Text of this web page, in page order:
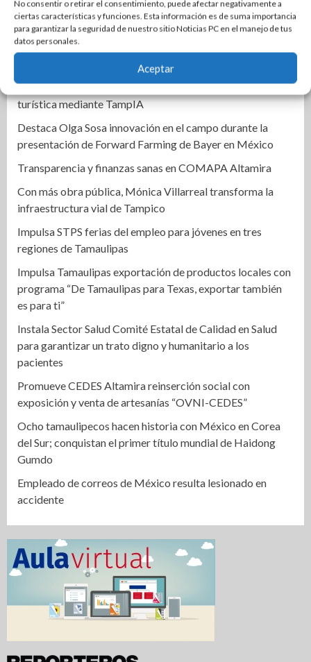
No consentir o retirar el consentimiento, puede afectar negativamente a
ciertas características y funciones. Esta información es de suma importancia
para garantizar la seguridad de nuestro sitio Noticias PC en el manejo de tus
datos personales.
Aceptar
Lozano lidera medición de Morena rumbo a la alcaldía de
Nuevo Laredo
Correspondencia | Es Tania
Firma Mónica Villarreal convenio con la Universidad
Tecnológica de Altamira para impulsar la innovación
turística mediante TampIA
Destaca Olga Sosa innovación en el campo durante la
presentación de Forward Farming de Bayer en México
Transparencia y finanzas sanas en COMAPA Altamira
Con más obra pública, Mónica Villarreal transforma la
infraestructura vial de Tampico
Impulsa STPS ferias del empleo para jóvenes en tres
regiones de Tamaulipas
Impulsa Tamaulipas exportación de productos locales con
programa “De Tamaulipas para Texas, exportar también
es para ti”
Instala Sector Salud Comité Estatal de Calidad en Salud
para garantizar un trato digno y humanitario a los
pacientes
Promueve CEDES Altamira reinserción social con
exposición y venta de artesanías “OVNI-CEDES”
Ocho tamaulipecos hacen historia con México en Corea
del Sur; conquistan el primer título mundial de Haidong
Gumdo
Empleado de correos de México resulta lesionado en
accidente